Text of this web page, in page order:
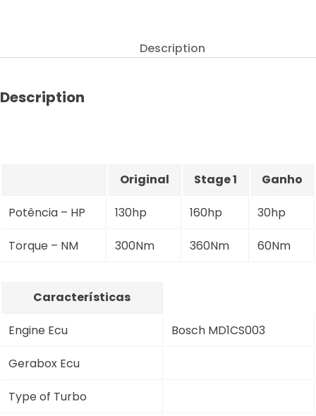
quantity
Description
Description
Original Stage 1 Ganho
Potência – HP 130hp 160hp 30hp
Torque – NM 300Nm 360Nm 60Nm
Características
Engine Ecu Bosch MD1CS003
Gerabox Ecu
Type of Turbo